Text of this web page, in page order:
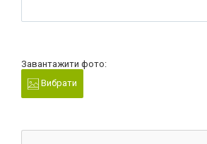
Завантажити фото:
Вибрати